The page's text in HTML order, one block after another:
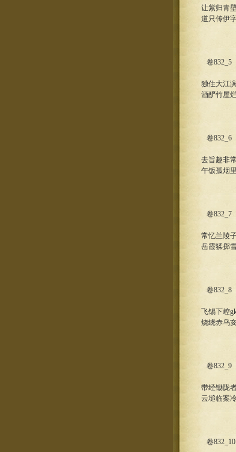
让紫归青
道只传伊
卷832_5
独住大江
酒酽竹屋
卷832_6
去旨趣非
午饭孤烟
卷832_7
常忆兰陵
岳霞猱掷
卷832_8
飞锡下崆
烧绕赤乌
卷832_9
带经锄陇
云塠临案
卷